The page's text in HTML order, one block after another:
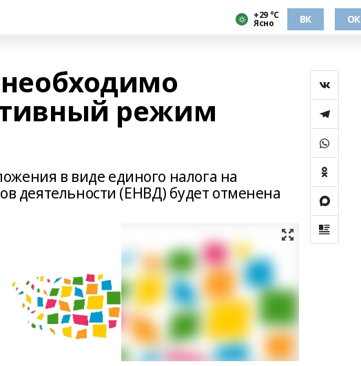
+29 °С
Ясно ВК ОК
режим
в виде единого налога на
деятельности (ЕНВД) будет отменена